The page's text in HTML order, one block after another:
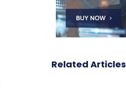
Related Articles